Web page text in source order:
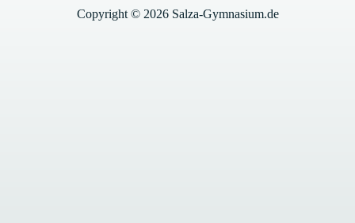
Copyright © 2026 Salza-Gymnasium.de